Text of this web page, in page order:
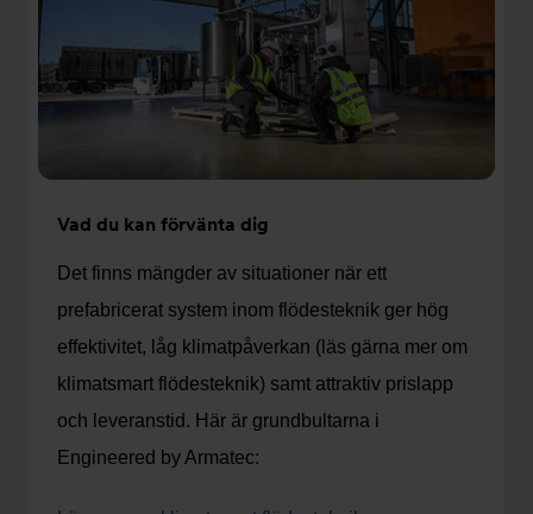
Vad du kan förvänta dig
Det finns mängder av situationer när ett
prefabricerat system inom flödesteknik ger hög
effektivitet, låg klimatpåverkan (läs gärna mer om
klimatsmart flödesteknik) samt attraktiv prislapp
och leveranstid. Här är grundbultarna i
Engineered by Armatec: